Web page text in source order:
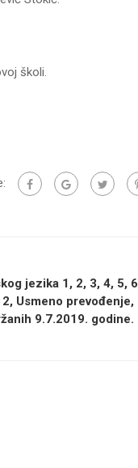
školi.
jezika 1, 2, 3, 4, 5,
Usmeno prevođenje,
9.7.2019. godine.